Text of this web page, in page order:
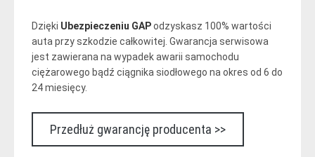
Dzięki Ubezpieczeniu GAPodzyskasz 100% wartości
auta przy szkodzie całkowitej. Gwarancja serwisowa
jest zawierana na wypadek awarii samochodu
ciężarowego bądź ciągnika siodłowego na okres od 6 do
24 miesięcy.
Przedłuż gwarancję producenta >>